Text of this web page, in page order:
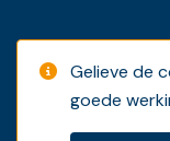
Attest: per deel
Gelieve de
goede